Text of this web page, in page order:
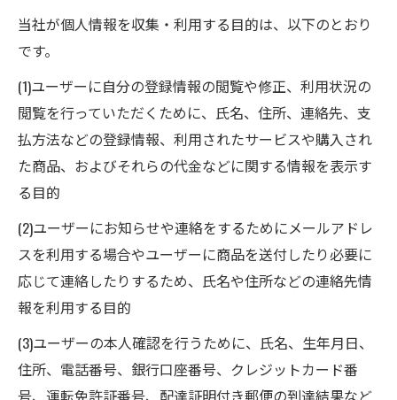
当社が個人情報を収集・利用する目的は、以下のとおり
です。
(1)ユーザーに自分の登録情報の閲覧や修正、利用状況の
閲覧を行っていただくために、氏名、住所、連絡先、支
払方法などの登録情報、利用されたサービスや購入され
た商品、およびそれらの代金などに関する情報を表示す
る目的
(2)ユーザーにお知らせや連絡をするためにメールアドレ
スを利用する場合やユーザーに商品を送付したり必要に
応じて連絡したりするため、氏名や住所などの連絡先情
報を利用する目的
(3)ユーザーの本人確認を行うために、氏名、生年月日、
住所、電話番号、銀行口座番号、クレジットカード番
号、運転免許証番号、配達証明付き郵便の到達結果など